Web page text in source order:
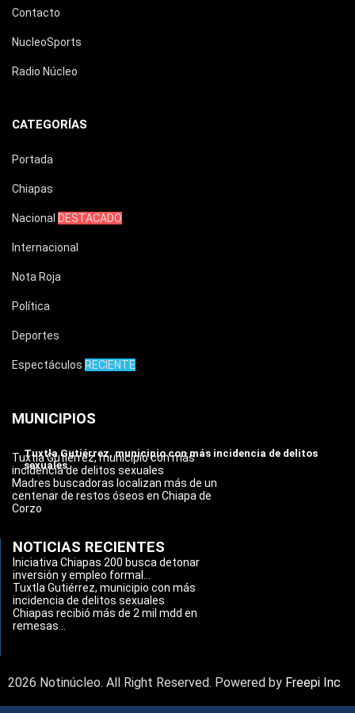
Contacto
NucleoSports
Radio Núcleo
CATEGORÍAS
Portada
Chiapas
Nacional DESTACADO
Internacional
Nota Roja
Política
Deportes
Espectáculos RECIENTE
MUNICIPIOS
Tuxtla Gutiérrez, municipio con más incidencia de delitos
sexuales
Tuxtla Gutiérrez, municipio con más
incidencia de delitos sexuales
Madres buscadoras localizan más de un
centenar de restos óseos en Chiapa de
Corzo
NOTICIAS RECIENTES
Iniciativa Chiapas 200 busca detonar
inversión y empleo formal...
Tuxtla Gutiérrez, municipio con más
incidencia de delitos sexuales
Chiapas recibió más de 2 mil mdd en
remesas...
2026 Notinúcleo. All Right Reserved. Powered by Freepi Inc